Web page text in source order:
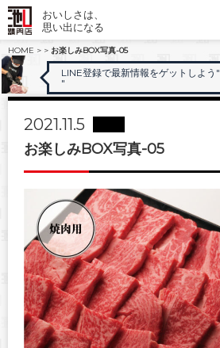
おいしさは、
思い出になる
HOME > > お楽しみBOX写真-05
LINE登録で最新情報をゲットしよう"
"
2021.11.5
お楽しみBOX写真-05